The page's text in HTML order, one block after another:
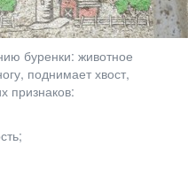
буренки: животное
поднимает хвост,
признаков: